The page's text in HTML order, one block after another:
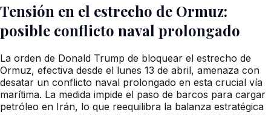
Tensión en el estrecho de Ormuz:
posible conflicto naval prolongado
La orden de Donald Trump de bloquear el estrecho de
Ormuz, efectiva desde el lunes 13 de abril, amenaza con
desatar un conflicto naval prolongado en esta crucial vía
marítima. La medida impide el paso de barcos para cargar
petróleo en Irán, lo que reequilibra la balanza estratégica